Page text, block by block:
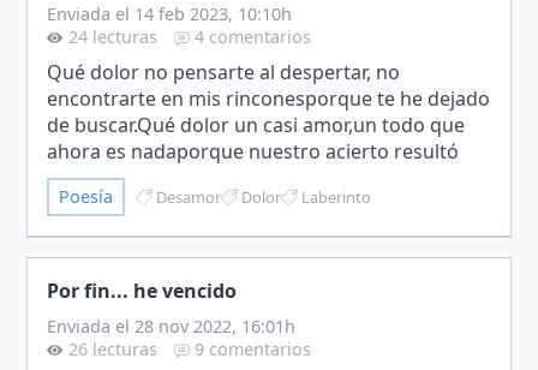
Enviada el 14 feb 2023, 10:10h
24 lecturas
4 comentarios
Qué dolor no pensarte al despertar, no
encontrarte en mis rinconesporque te he dejado
de buscar.Qué dolor un casi amor,un todo que
ahora es nadaporque nuestro acierto resultó
error.Qué dolor el destiempo, no avanzar,el hoy
sí, mañana tal vez,…
Poesía Desamor Dolor Laberinto
Por fin... he vencido
Enviada el 28 nov 2022, 16:01h
26 lecturas
9 comentarios